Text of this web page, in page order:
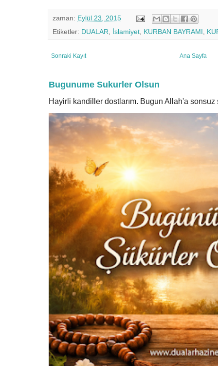
zaman: Eylül 23, 2015
Etiketler: DUALAR İslamiyet KURBAN BAYRAMI
Sonraki Kayıt Ana Sayfa
Bugunume Sukurler Olsun
Hayirli kandiller dostlarım. Bugun Allah'a